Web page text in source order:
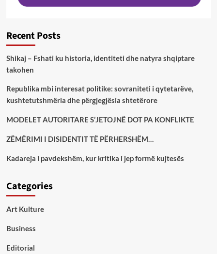
Recent Posts
Shikaj – Fshati ku historia, identiteti dhe natyra shqiptare
takohen
Republika mbi interesat politike: sovraniteti i qytetarëve,
kushtetutshmëria dhe përgjegjësia shtetërore
MODELET AUTORITARE S’JETOJNË DOT PA KONFLIKTE
ZËMËRIMI I DISIDENTIT TË PËRHERSHËM…
Kadareja i pavdekshëm, kur kritika i jep formë kujtesës
Categories
Art Kulture
Business
Editorial